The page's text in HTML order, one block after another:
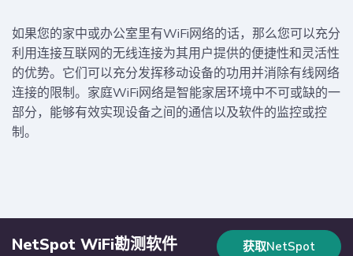
如果您的家中或办公室里有WiFi网络的话，那么您可以充分
利用连接互联网的无线连接为其用户提供的便捷性和灵活性
的优势。它们可以充分发挥移动设备的功用并消除有线网络
连接的限制。家庭WiFi网络是智能家居环境中不可或缺的一
部分，能够有效实现设备之间的通信以及软件的监控或控
制。
NetSpot WiFi勘测软件 获取NetSpot